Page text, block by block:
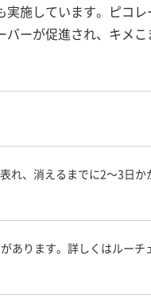
施しています。ピコレ
ーが促進され、キメこ
れ、消えるまでに2～3日か
あります。詳しくはルーチ